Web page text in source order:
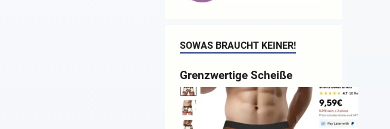
SOWAS BRAUCHT KEINER!
Grenzwertige Scheiße